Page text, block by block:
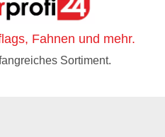
Fahnen und mehr.
Sortiment.